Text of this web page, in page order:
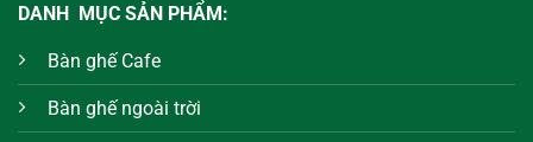
DANH MỤC SẢN PHẨM:
Bàn ghế Cafe
Bàn ghế ngoài trời